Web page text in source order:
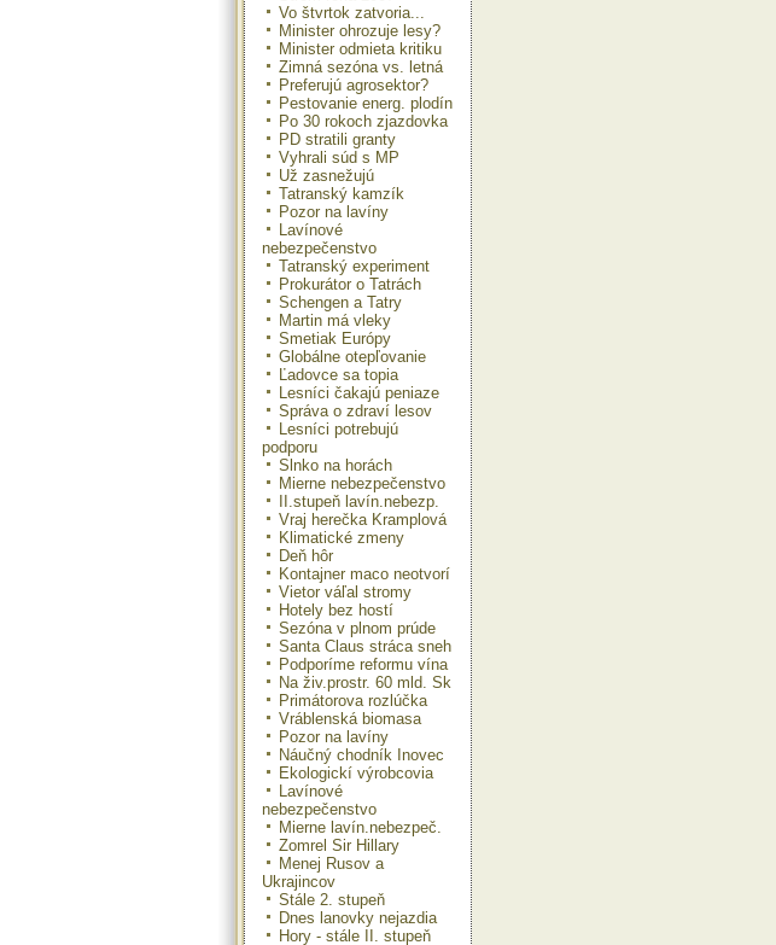
Vo štvrtok zatvoria...
Minister ohrozuje lesy?
Minister odmieta kritiku
Zimná sezóna vs. letná
Preferujú agrosektor?
Pestovanie energ. plodín
Po 30 rokoch zjazdovka
PD stratili granty
Vyhrali súd s MP
Už zasnežujú
Tatranský kamzík
Pozor na lavíny
Lavínové
nebezpečenstvo
Tatranský experiment
Prokurátor o Tatrách
Schengen a Tatry
Martin má vleky
Smetiak Európy
Globálne otepľovanie
Ľadovce sa topia
Lesníci čakajú peniaze
Správa o zdraví lesov
Lesníci potrebujú
podporu
Slnko na horách
Mierne nebezpečenstvo
II.stupeň lavín.nebezp.
Vraj herečka Kramplová
Klimatické zmeny
Deň hôr
Kontajner maco neotvorí
Vietor váľal stromy
Hotely bez hostí
Sezóna v plnom prúde
Santa Claus stráca sneh
Podporíme reformu vína
Na živ.prostr. 60 mld. Sk
Primátorova rozlúčka
Vráblenská biomasa
Pozor na lavíny
Náučný chodník Inovec
Ekologickí výrobcovia
Lavínové
nebezpečenstvo
Mierne lavín.nebezpeč.
Zomrel Sir Hillary
Menej Rusov a
Ukrajincov
Stále 2. stupeň
Dnes lanovky nejazdia
Hory - stále II. stupeň